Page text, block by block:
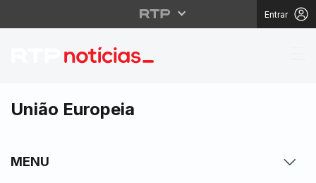
Entrar
Empresas europeias
União Europeia
MENU